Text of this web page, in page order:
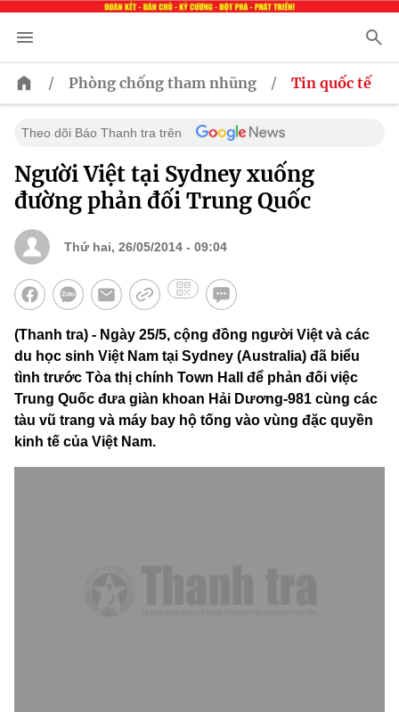
/ Phòng chống tham nhũng / Tin quốc tế
Theo dõi Báo Thanh tra trên
Người Việt tại Sydney xuống
đường phản đối Trung Quốc
Thứ hai, 26/05/2014 - 09:04
(Thanh tra) - Ngày 25/5, cộng đồng người Việt và các
du học sinh Việt Nam tại Sydney (Australia) đã biểu
tình trước Tòa thị chính Town Hall để phản đối việc
Trung Quốc đưa giàn khoan Hải Dương-981 cùng các
tàu vũ trang và máy bay hộ tống vào vùng đặc quyền
kinh tế của Việt Nam.